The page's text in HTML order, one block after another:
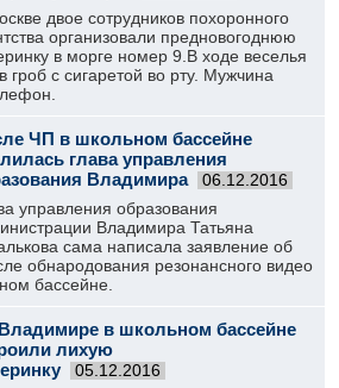
двое сотрудников похоронного
организовали предновогоднюю
в морге номер 9.В ходе веселья
гроб с сигаретой во рту. Мужчина
ЧП в школьном бассейне
глава управления
Владимира
06.12.2016
управления образования
Владимира Татьяна
сама написала заявление об
обнародования резонансного видео
бассейне.
в школьном бассейне
лихую
05.12.2016